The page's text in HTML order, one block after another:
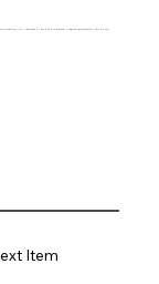
FDA/UE, résistant à l'huile et à la graisse, plage de température -10°C à 110°C
Item